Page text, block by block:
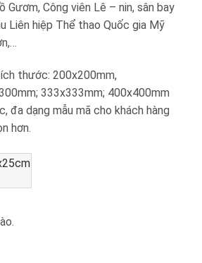
Gươm, Công viên Lê – nin, sân bay
Liên hiệp Thể thao Quốc gia Mỹ
thước: 200x200mm,
333x333mm; 400x400mm
đa dạng mẫu mã cho khách hàng
hơn.